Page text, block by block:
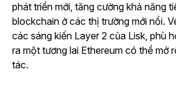
phát triển mới, tăng cường khả năng
blockchain ở các thị trường mới nổi.
các sáng kiến Layer 2 của Lisk, phù
ra một tương lai Ethereum có thể mở
tác.